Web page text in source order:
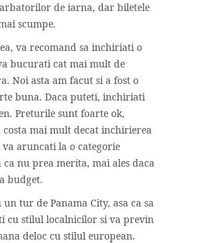
de iarna, dar biletele
scumpe.
va recomand sa inchiriati o
bucurati cat mai mult de
Noi asta am facut si a fost o
buna. Daca puteti, inchiriati
Preturile sunt foarte ok,
costa mai mult decat inchirierea
va aruncati la o categorie
nu prea merita, mai ales daca
budget.
tur de Panama City, asa ca sa
cu stilul localnicilor si va previn
deloc cu stilul european.